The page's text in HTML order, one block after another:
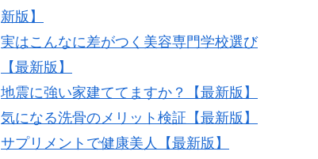
新版】
実はこんなに差がつく美容専門学校選び
【最新版】
地震に強い家建ててますか？【最新版】
気になる洗骨のメリット検証【最新版】
サプリメントで健康美人【最新版】